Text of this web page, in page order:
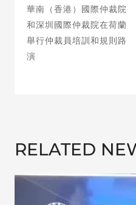
華南（香港）國際仲裁院
和深圳國際仲裁院在荷蘭
舉行仲裁員培訓和規則路
演
RELATED